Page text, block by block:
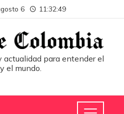
6 11:32:50
actualidad para entender el
el mundo.